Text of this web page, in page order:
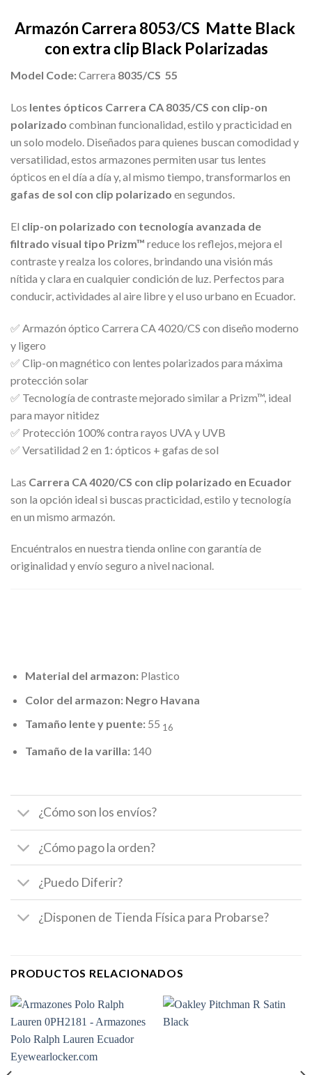
Armazón Carrera 8053/CS Matte Black
con extra clip Black Polarizadas
Model Code:Carrera 8035/CS 55
Los lentes ópticos Carrera CA 8035/CS con clip-on
polarizado combinan funcionalidad, estilo y practicidad en
un solo modelo. Diseñados para quienes buscan comodidad y
versatilidad, estos armazones permiten usar tus lentes
ópticos en el día a día y, al mismo tiempo, transformarlos en
gafas de sol con clip polarizado en segundos.
El clip-on polarizado con tecnología avanzada de
filtrado visual tipo Prizm™ reduce los reflejos, mejora el
contraste y realza los colores, brindando una visión más
nítida y clara en cualquier condición de luz. Perfectos para
conducir, actividades al aire libre y el uso urbano en Ecuador.
✅ Armazón óptico Carrera CA 4020/CS con diseño moderno
y ligero
✅ Clip-on magnético con lentes polarizados para máxima
protección solar
✅ Tecnología de contraste mejorado similar a Prizm™, ideal
para mayor nitidez
✅ Protección 100% contra rayos UVA y UVB
✅ Versatilidad 2 en 1: ópticos + gafas de sol
Las Carrera CA 4020/CS con clip polarizado en Ecuador
son la opción ideal si buscas practicidad, estilo y tecnología
en un mismo armazón.
Encuéntralos en nuestra tienda online con garantía de
originalidad y envío seguro a nivel nacional.
Material del armazon:Plastico
Color del armazon: Negro Havana
Tamaño lente y puente:55 16
Tamaño de la varilla: 140
¿Cómo son los envíos?
¿Cómo pago la orden?
¿Puedo Diferir?
¿Disponen de Tienda Física para Probarse?
PRODUCTOS RELACIONADOS